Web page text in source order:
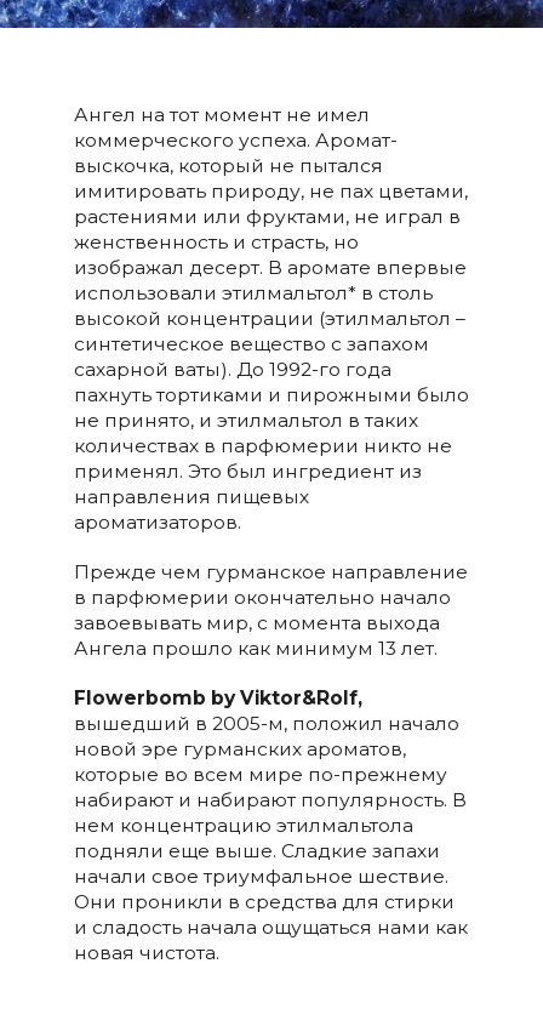
Ангел на тот момент не имел
коммерческого успеха. Аромат-
выскочка, который не пытался
имитировать природу, не пах цветами,
растениями или фруктами, не играл в
женственность и страсть, но
изображал десерт. В аромате впервые
использовали этилмальтол* в столь
высокой концентрации (этилмальтол –
синтетическое вещество с запахом
сахарной ваты). До 1992-го года
пахнуть тортиками и пирожными было
не принято, и этилмальтол в таких
количествах в парфюмерии никто не
применял. Это был ингредиент из
направления пищевых
ароматизаторов.
Прежде чем гурманское направление
в парфюмерии окончательно начало
завоевывать мир, с момента выхода
Ангела прошло как минимум 13 лет.
Flowerbomb by Viktor&Rolf,
вышедший в 2005-м, положил начало
новой эре гурманских ароматов,
которые во всем мире по-прежнему
набирают и набирают популярность. В
нем концентрацию этилмальтола
подняли еще выше. Сладкие запахи
начали свое триумфальное шествие.
Они проникли в средства для стирки
и сладость начала ощущаться нами как
новая чистота.